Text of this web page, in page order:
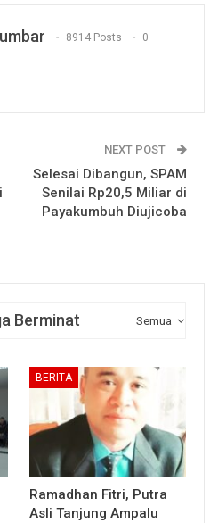
8914 Posts 0
NEXT POST
Selesai Dibangun, SPAM
Senilai Rp20,5 Miliar di
Payakumbuh Diujicoba
Semua
Berminat
BERITA
Ramadhan Fitri, Putra
Asli Tanjung Ampalu